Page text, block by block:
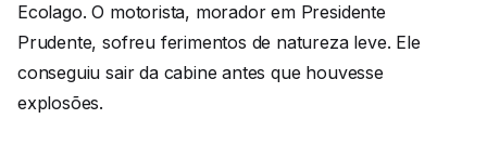
Ecolago. O motorista, morador em Presidente
Prudente, sofreu ferimentos de natureza leve. Ele
conseguiu sair da cabine antes que houvesse
explosões.